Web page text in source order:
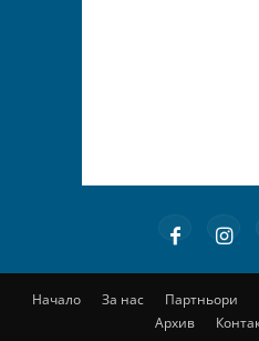
Начало За нас Партньори
Архив